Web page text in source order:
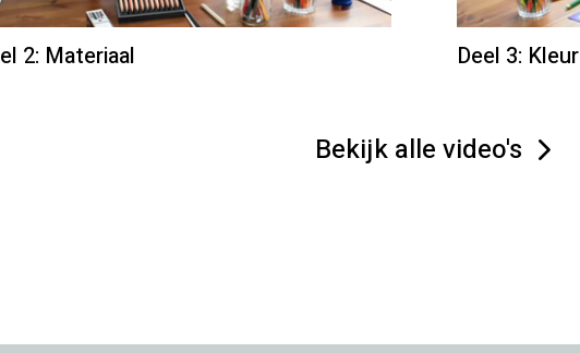
2: Materiaal Deel 3: Kleur
Bekijk alle video's